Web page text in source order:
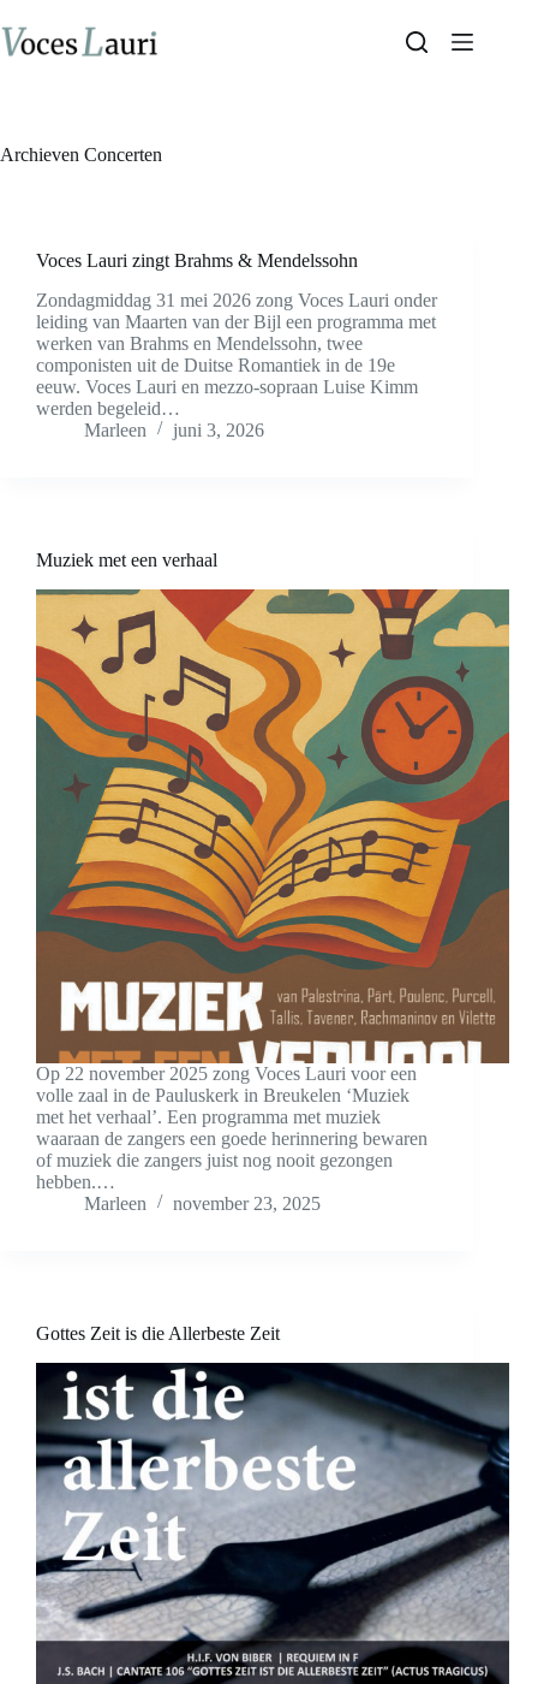
naar
de
Archieven Concerten
Voces Lauri zingt Brahms & Mendelssohn
Zondagmiddag 31 mei 2026 zong Voces Lauri onder
leiding van Maarten van der Bijl een programma met
werken van Brahms en Mendelssohn, twee
componisten uit de Duitse Romantiek in de 19e
eeuw. Voces Lauri en mezzo-sopraan Luise Kimm
werden begeleid…
Marleen
juni 3, 2026
Muziek met een verhaal
Op 22 november 2025 zong Voces Lauri voor een
volle zaal in de Pauluskerk in Breukelen ‘Muziek
met het verhaal’. Een programma met muziek
waaraan de zangers een goede herinnering bewaren
of muziek die zangers juist nog nooit gezongen
hebben.…
Marleen
november 23, 2025
Gottes Zeit is die Allerbeste Zeit